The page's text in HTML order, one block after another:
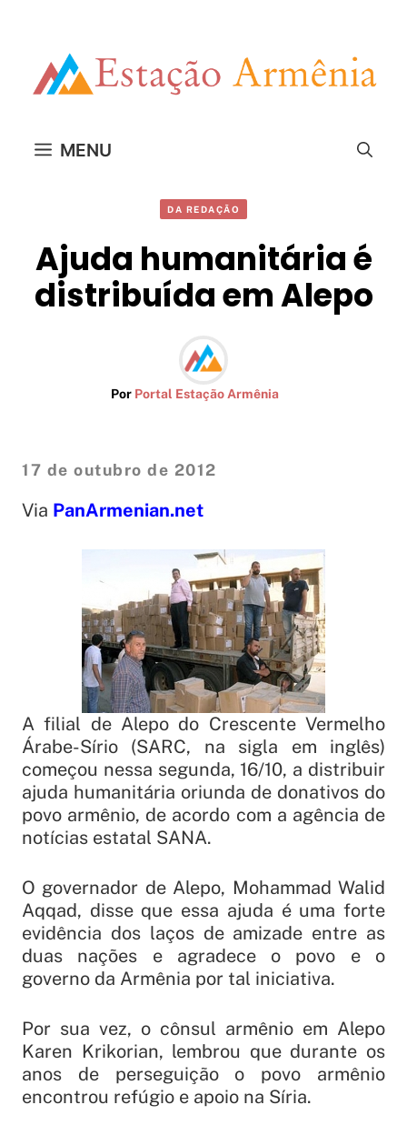
MENU
DA REDAÇÃO
Ajuda humanitária é
distribuída em Alepo
Por Portal Estação Armênia
17 de outubro de 2012
Via PanArmenian.net
A filial de Alepo do Crescente Vermelho
Árabe-Sírio (SARC, na sigla em inglês)
começou nessa segunda, 16/10, a distribuir
ajuda humanitária oriunda de donativos do
povo armênio, de acordo com a agência de
notícias estatal SANA.
O governador de Alepo, Mohammad Walid
Aqqad, disse que essa ajuda é uma forte
evidência dos laços de amizade entre as
duas nações e agradece o povo e o
governo da Armênia por tal iniciativa.
Por sua vez, o cônsul armênio em Alepo
Karen Krikorian, lembrou que durante os
anos de perseguição o povo armênio
encontrou refúgio e apoio na Síria.